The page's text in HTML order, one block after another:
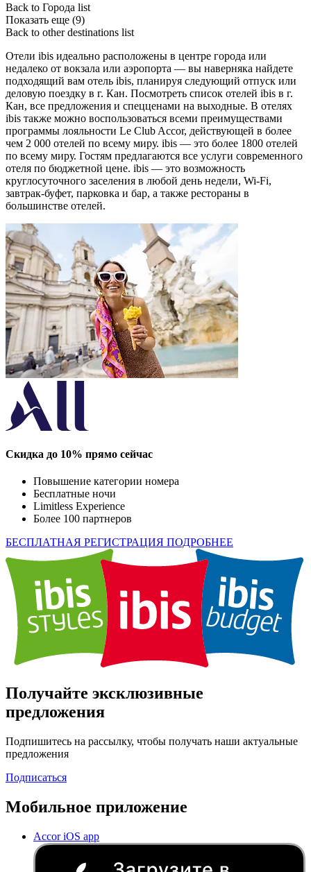
Back to Города list
Показать еще (9)
Back to other destinations list
Отели ibis идеально расположены в центре города или
недалеко от вокзала или аэропорта — вы наверняка найдете
подходящий вам отель ibis, планируя следующий отпуск или
деловую поездку в г. Кан. Посмотреть список отелей ibis в г.
Кан, все предложения и спецценами на выходные. В отелях
ibis также можно воспользоваться всеми преимуществами
программы лояльности Le Club Accor, действующей в более
чем 2 000 отелей по всему миру. ibis — это более 1800 отелей
по всему миру. Гостям предлагаются все услуги современного
отеля по бюджетной цене. ibis — это возможность
круглосуточного заселения в любой день недели, Wi-Fi,
завтрак-буфет, парковка и бар, а также рестораны в
большинстве отелей.
Скидка до 10% прямо сейчас
Повышение категории номера
Бесплатные ночи
Limitless Experience
Более 100 партнеров
БЕСПЛАТНАЯ РЕГИСТРАЦИЯ ПОДРОБНЕЕ
Получайте эксклюзивные
предложения
Подпишитесь на рассылку, чтобы получать наши актуальные
предложения
Подписаться
Мобильное приложение
Accor iOS app